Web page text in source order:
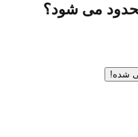
می شود؟
شده!